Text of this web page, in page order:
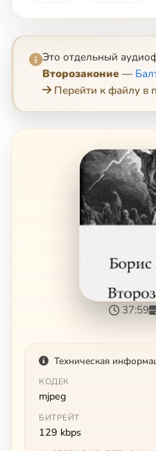
Это отдельный
Второзаконие —
Перейти к файлу в
37:59
Техническая
КОДЕК
mjpeg
БИТРЕЙТ
129 kbps